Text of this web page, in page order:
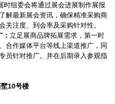
时组委会将通过展会进展制作展报
解最新展会资讯，确保精准采购商
关注度、到会率及采购针对性。
： 立足展商品牌拓展需求，第一时
合作媒体平台等线上渠道推广，同
员针对推广。并在后期录入参观指
手中。
10号楼